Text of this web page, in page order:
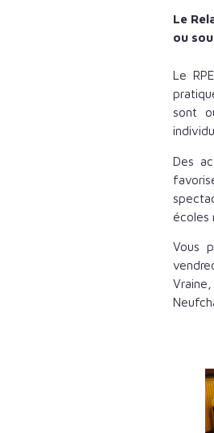
Le
ou
Le
sont
Des
écoles
Vous